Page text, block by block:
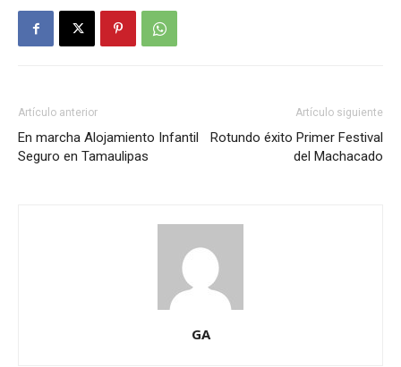
Artículo anterior
En marcha Alojamiento Infantil
Seguro en Tamaulipas
Artículo siguiente
Rotundo éxito Primer Festival
del Machacado
GA